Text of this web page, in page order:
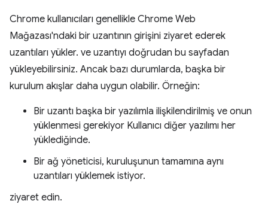
Chrome kullanıcıları genellikle Chrome Web
Mağazası'ndaki bir uzantının girişini ziyaret ederek
uzantıları yükler. ve uzantıyı doğrudan bu sayfadan
yükleyebilirsiniz. Ancak bazı durumlarda, başka bir
kurulum akışlar daha uygun olabilir. Örneğin:
Bir uzantı başka bir yazılımla ilişkilendirilmiş ve onun
yüklenmesi gerekiyor Kullanıcı diğer yazılımı her
yüklediğinde.
Bir ağ yöneticisi, kuruluşunun tamamına aynı
uzantıları yüklemek istiyor.
ziyaret edin.